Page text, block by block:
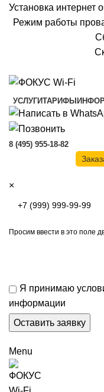
Установка интернет
Режим работы
УСЛУГИТАРИФЫ
8 (495) 955-18-82
×
Просим ввести в это поле
Я принимаю
информации
Menu